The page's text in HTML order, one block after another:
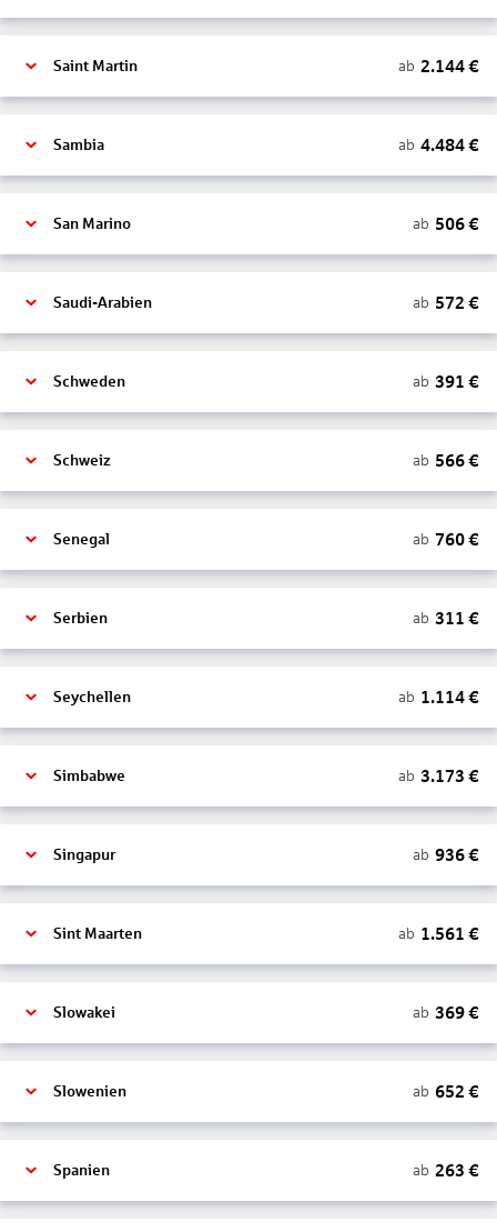
Saint Martin ab 2.144€
Sambia ab 4.484€
San Marino ab 506€
Saudi-Arabien ab 572 €
Schweden ab 391 €
Schweiz ab 566€
Senegal ab 760€
Serbien ab 311 €
Seychellen ab 1.114€
Simbabwe ab 3.173 €
Singapur ab 936€
Sint Maarten ab 1.561 €
Slowakei ab 369€
Slowenien ab 652 €
Spanien ab 263 €